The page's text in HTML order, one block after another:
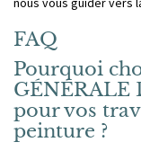
FAQ
Pourquoi
GÉNÉRALE
pour vos
peinture ?